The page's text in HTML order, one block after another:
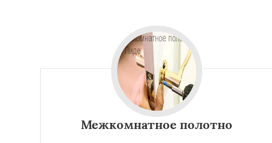
Межкомнатное полотно